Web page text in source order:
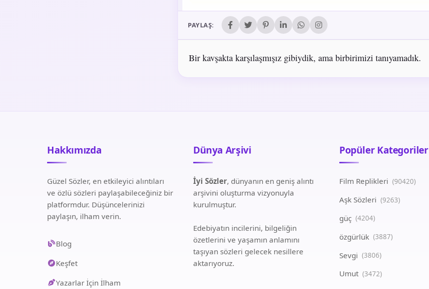
PAYLAŞ:
Bir kavşakta karşılaşmışız gibiydik, ama birbirimizi tanıyamadık.
Hakkımızda
Güzel Sözler, en etkileyici alıntıları
ve özlü sözleri paylaşabileceğiniz bir
platformdur. Düşüncelerinizi
paylaşın, ilham verin.
Blog
Keşfet
Yazarlar İçin İlham
Dünya Arşivi
İyi Sözler, dünyanın en geniş alıntı
arşivini oluşturma vizyonuyla
kurulmuştur.
Edebiyatın incilerini, bilgeliğin
özetlerini ve yaşamın anlamını
taşıyan sözleri gelecek nesillere
aktarıyoruz.
Popüler Kategoriler
Film Replikleri (90420)
Aşk Sözleri (9263)
güç (4204)
özgürlük (3887)
Sevgi (3806)
Umut (3472)